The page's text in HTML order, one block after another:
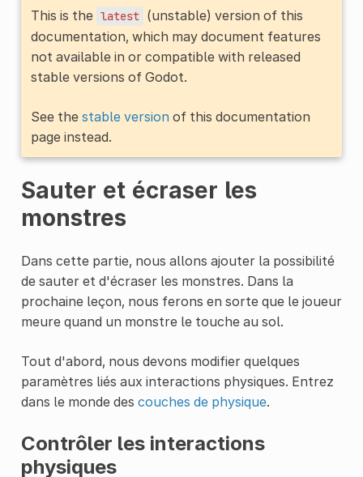
This is the latest (unstable) version of this
documentation, which may document features
not available in or compatible with released
stable versions of Godot.
See the stable versionof this documentation
page instead.
Sauter et écraser les
monstres
Dans cette partie, nous allons ajouter la possibilité
de sauter et d'écraser les monstres. Dans la
prochaine leçon, nous ferons en sorte que le joueur
meure quand un monstre le touche au sol.
Tout d'abord, nous devons modifier quelques
paramètres liés aux interactions physiques. Entrez
dans le monde des couches de physique.
Contrôler les interactions
physiques